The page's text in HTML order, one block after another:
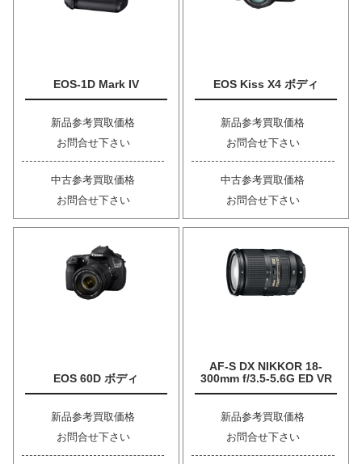
EOS-1D Mark IV
新品参考買取価格
お問合せ下さい
中古参考買取価格
お問合せ下さい
EOS Kiss X4 ボディ
新品参考買取価格
お問合せ下さい
中古参考買取価格
お問合せ下さい
EOS 60D ボディ
新品参考買取価格
お問合せ下さい
AF-S DX NIKKOR 18-
300mm f/3.5-5.6G ED VR
新品参考買取価格
お問合せ下さい